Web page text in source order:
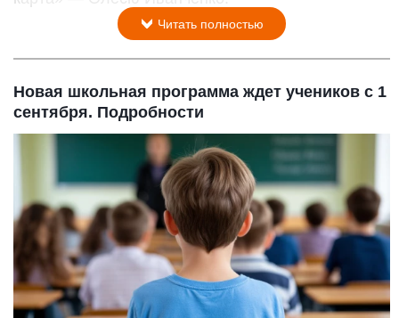
Читать полностью
Новая школьная программа ждет учеников с 1
сентября. Подробности